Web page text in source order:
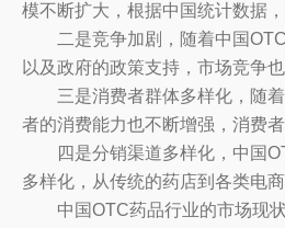
模不断扩大，根据中国统计数据
总销售额已达到3.5万亿元，比上
长14.8%。
二是竞争加剧，随着中国OTC
以及政府的政策支持，市场竞争
业纷纷投入大量的资源，加强品
品，以抢占市场份额。
三是消费者群体多样化，随着
者的消费能力也不断增强，消费
各类OTC药品也受到了消费者的
越多样化，消费偏好也越来越多
四是分销渠道多样化，中国
多样化，从传统的药店到各类电
便利店等，都成为OTC药品行业
中国OTC药品行业的市场现状